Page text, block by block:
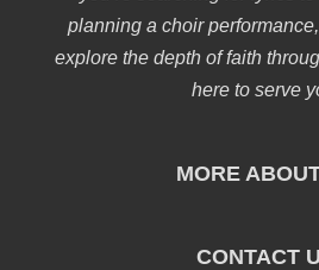
planning a choir
explore the depth of faith
here to serve
MORE
CONTACT